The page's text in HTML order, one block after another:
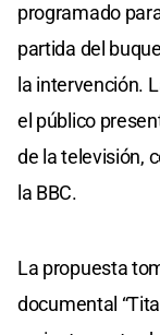
programado
partida del
la intervención.
el público
de la televisión,
la BBC.
La propuesta
documental